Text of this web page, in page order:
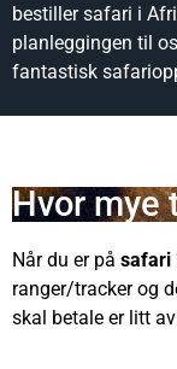
bestiller safari i
planleggingen til
fantastisk
Hvor mye
Når du er på safari
ranger/tracker og
skal betale er litt